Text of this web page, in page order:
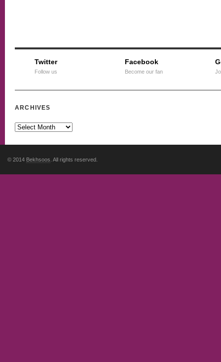
Twitter
Follow us
Facebook
Become our fan
ARCHIVES
© 2014 Bekhsoos . All rights reserved.